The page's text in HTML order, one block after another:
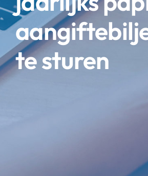
te sturen